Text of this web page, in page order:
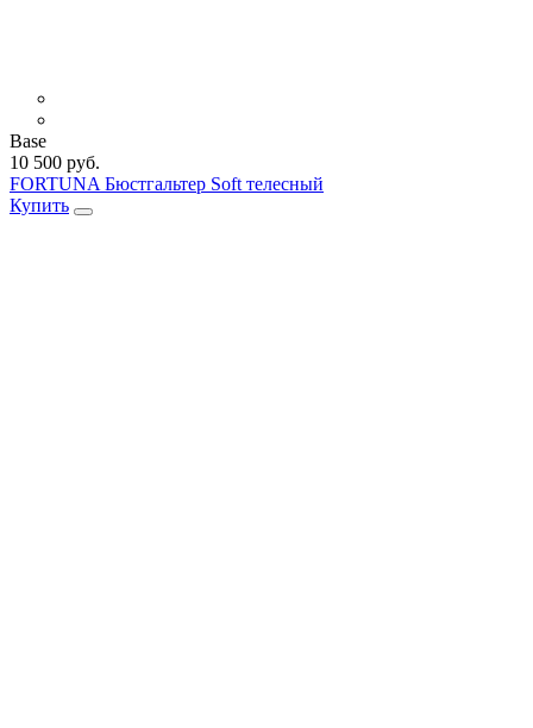
Base
10 500 руб.
FORTUNA Бюстгальтер Soft телесный
Купить